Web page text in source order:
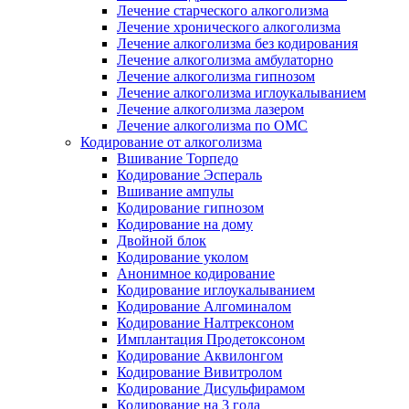
Лечение старческого алкоголизма
Лечение хронического алкоголизма
Лечение алкоголизма без кодирования
Лечение алкоголизма амбулаторно
Лечение алкоголизма гипнозом
Лечение алкоголизма иглоукалыванием
Лечение алкоголизма лазером
Лечение алкоголизма по ОМС
Кодирование от алкоголизма
Вшивание Торпедо
Кодирование Эспераль
Вшивание ампулы
Кодирование гипнозом
Кодирование на дому
Двойной блок
Кодирование уколом
Анонимное кодирование
Кодирование иглоукалыванием
Кодирование Алгоминалом
Кодирование Налтрексоном
Имплантация Продетоксоном
Кодирование Аквилонгом
Кодирование Вивитролом
Кодирование Дисульфирамом
Кодирование на 3 года